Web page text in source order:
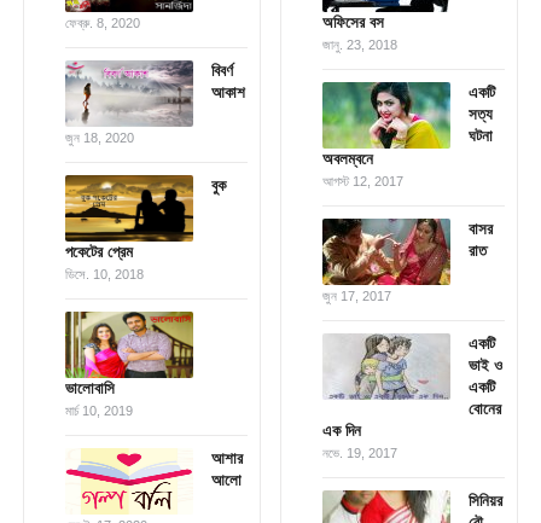
ফেব্রু. 8, 2020
বিবর্ণ
আকাশ
জুন 18, 2020
বুক
পকেটের প্রেম
ডিসে. 10, 2018
ভালোবাসি
মার্চ 10, 2019
আশার
আলো
অফিসের বস
জানু. 23, 2018
একটি
সত্য
ঘটনা
অবলম্বনে
আগস্ট 12, 2017
বাসর
রাত
জুন 17, 2017
একটি
ভাই ও
একটি
বোনের
এক দিন
নভে. 19, 2017
সিনিয়র